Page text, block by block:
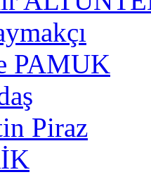
PAMUK
Piraz